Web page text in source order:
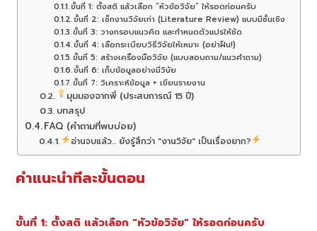
ขั้นที่ 1: ตั้งสติ แล้วเลือก “หัวข้อวิจัย” ให้รอดก่อนครับ
ขั้นที่ 2: เช็กงานวิจัยเก่า (Literature Review) แบบมีชั้นเชิง
ขั้นที่ 3: วางกรอบแนวคิด และกำหนดตัวแปรให้ชัด
ขั้นที่ 4: เลือกระเบียบวิธีวิจัยให้เหมาะ (อย่าฝืน!)
ขั้นที่ 5: สร้างเครื่องมือวิจัย (แบบสอบถาม/แนวคำถาม)
ขั้นที่ 6: เก็บข้อมูลอย่างมีวินัย
ขั้นที่ 7: วิเคราะห์ข้อมูล + เขียนรายงาน
มุมมองจากพี่ (ประสบการณ์ 15 ปี)
บทสรุป
FAQ (คำถามที่พบบ่อย)
อ่านจบแล้ว... ยังรู้สึกว่า "งานวิจัย" เป็นเรื่องยาก?
คำแนะนำทีละขั้นตอน
ขั้นที่ 1: ตั้งสติ แล้วเลือก “หัวข้อวิจัย” ให้รอดก่อนครับ